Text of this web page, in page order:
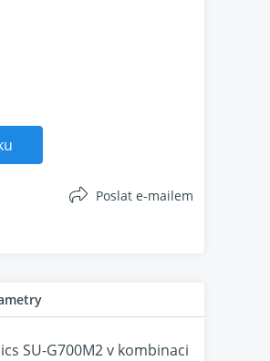
Poslat e-mailem
SU-G700M2 v kombinaci